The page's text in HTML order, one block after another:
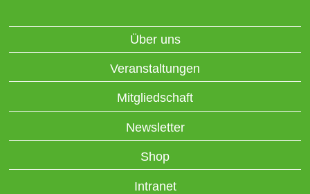
Über uns
Veranstaltungen
Mitgliedschaft
Newsletter
Shop
Intranet